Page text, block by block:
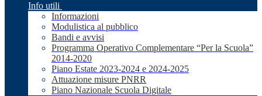
Info utili
Informazioni
Modulistica al pubblico
Bandi e avvisi
Programma Operativo Complementare “Per la Scuola”
2014-2020
Piano Estate 2023-2024 e 2024-2025
Attuazione misure PNRR
Piano Nazionale Scuola Digitale